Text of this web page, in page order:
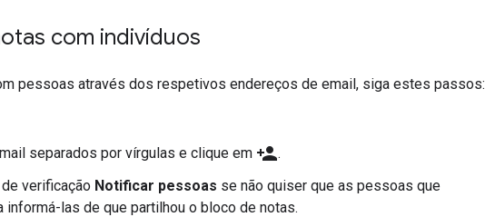
com indivíduos
pessoas através dos respetivos endereços de email, siga estes passos:
separados por vírgulas e clique em person_add.
verificação Notificar pessoas se não quiser que as pessoas que
informá-las de que partilhou o bloco de notas.